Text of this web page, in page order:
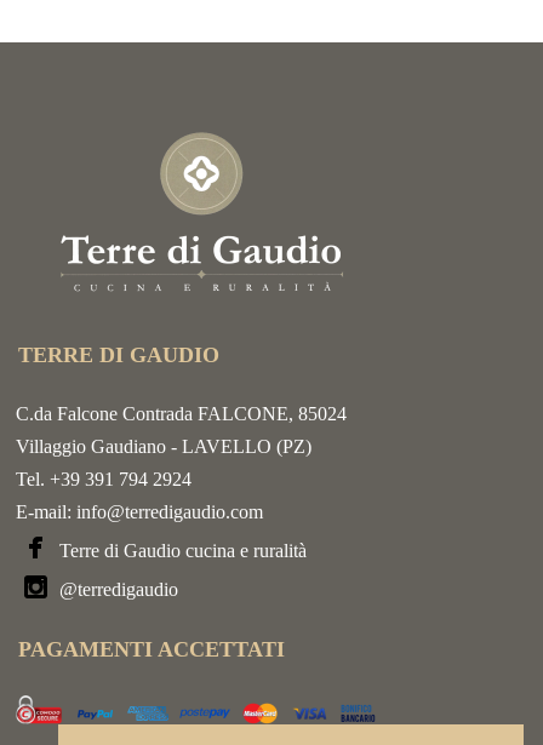
TERRE DI GAUDIO
C.da Falcone Contrada FALCONE, 85024
Villaggio Gaudiano - LAVELLO (PZ)
Tel. +39 391 794 2924
E-mail:info@terredigaudio.com
Terre di Gaudio cucina e ruralità
@terredigaudio
PAGAMENTI ACCETTATI